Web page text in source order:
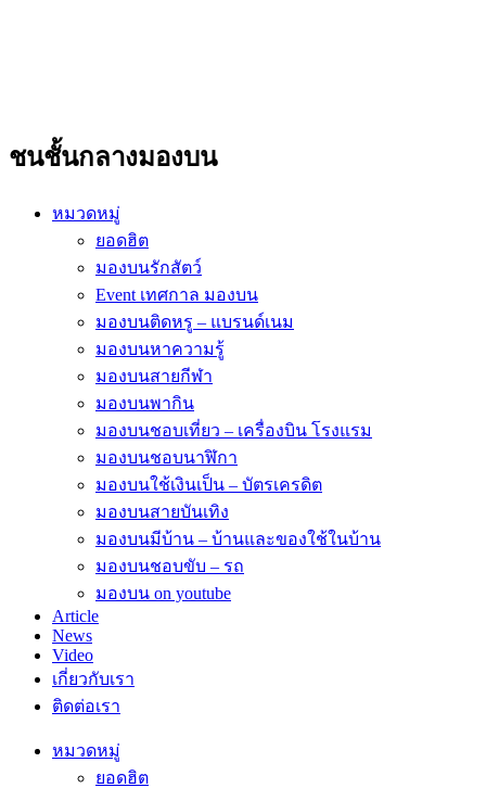
ชนชั้นกลางมองบน
หมวดหมู่
ยอดฮิต
มองบนรักสัตว์
Event เทศกาล มองบน
มองบนติดหรู – แบรนด์เนม
มองบนหาความรู้
มองบนสายกีฬา
มองบนพากิน
มองบนชอบเที่ยว – เครื่องบิน โรงแรม
มองบนชอบนาฬิกา
มองบนใช้เงินเป็น – บัตรเครดิต
มองบนสายบันเทิง
มองบนมีบ้าน – บ้านและของใช้ในบ้าน
มองบนชอบขับ – รถ
มองบน on youtube
Article
News
Video
เกี่ยวกับเรา
ติดต่อเรา
หมวดหมู่
ยอดฮิต